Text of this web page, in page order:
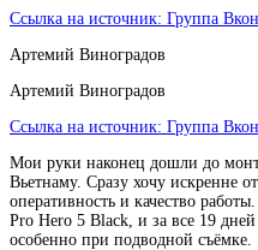
Ссылка на источник: Группа
Артемий Виноградов
Артемий Виноградов
Ссылка на источник: Группа
Мои руки наконец дошли до
Вьетнаму. Сразу хочу искренне
оперативность и качество
Pro Hero 5 Black, и за все 19
особенно при подводной съёмке.